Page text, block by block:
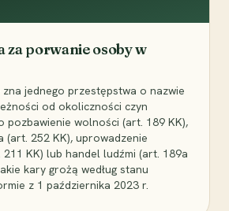
za porwanie osoby w
jednego przestępstwa o nazwie
od okoliczności czyn
pozbawienie wolności (art. 189 KK),
(art. 252 KK), uprowadzenie
211 KK) lub handel ludźmi (art. 189a
kary grożą według stanu
z 1 października 2023 r.